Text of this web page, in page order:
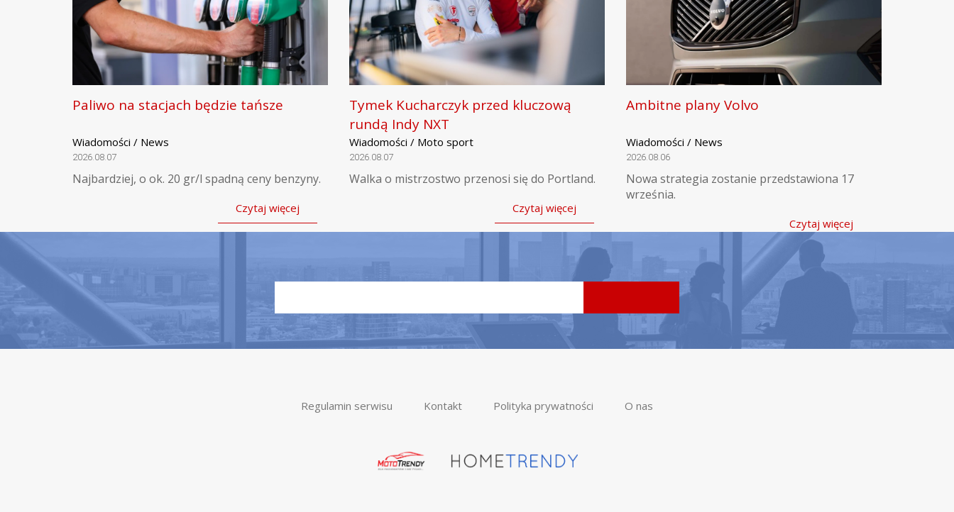
Paliwo na stacjach będzie tańsze
Wiadomości / News
2026.08.07
Najbardziej, o ok. 20 gr/l spadną ceny benzyny.
Czytaj więcej
Tymek Kucharczyk przed kluczową
rundą Indy NXT
Wiadomości / Moto sport
2026.08.07
Walka o mistrzostwo przenosi się do Portland.
Czytaj więcej
Ambitne plany Volvo
Wiadomości / News
2026.08.06
Nowa strategia zostanie przedstawiona 17
września.
Czytaj więcej
Regulamin serwisu Kontakt Polityka prywatności O nas